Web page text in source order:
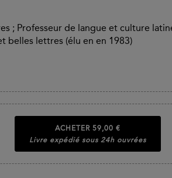
; Professeur de langue et culture
belles lettres (élu en en 1983)
ACHETER 59,00 €
Livre expédié sous 24h ouvrées